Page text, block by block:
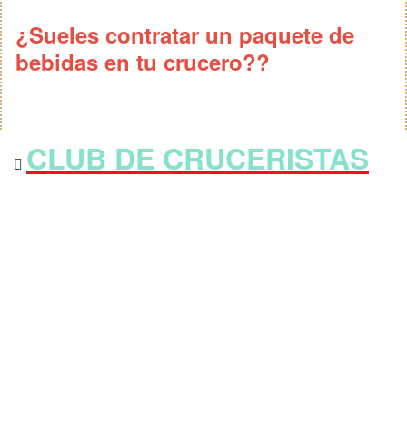
¿Sueles contratar un paquete de
bebidas en tu crucero??
CLUB DE CRUCERISTAS